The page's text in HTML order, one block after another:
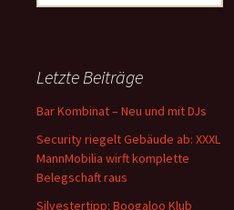
Letzte Beiträge
Bar Kombinat – Neu und mit DJs
Security riegelt Gebäude ab: XXXL
MannMobilia wirft komplette
Belegschaft raus
Silvestertipp: Boogaloo Klub